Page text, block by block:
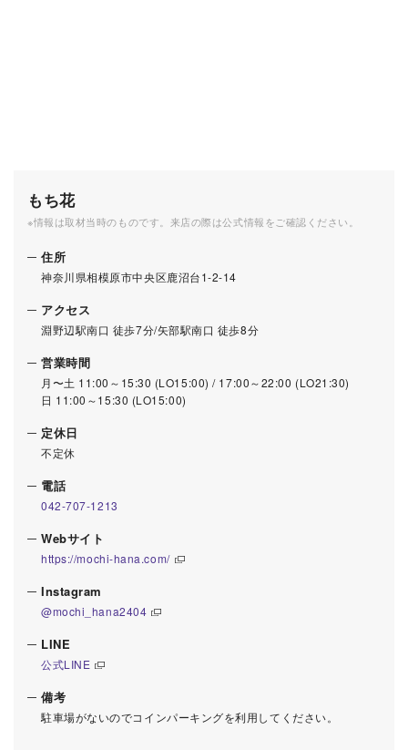
もち花
※情報は取材当時のものです。来店の際は公式情報をご確認ください。
住所
神奈川県相模原市中央区鹿沼台1-2-14
アクセス
淵野辺駅南口 徒歩7分/矢部駅南口 徒歩8分
営業時間
月〜土 11:00～15:30 (LO15:00) / 17:00～22:00 (LO21:30)
日 11:00～15:30 (LO15:00)
定休日
不定休
電話
042-707-1213
Webサイト
https://mochi-hana.com/
Instagram
@mochi_hana2404
LINE
公式LINE
備考
駐車場がないのでコインパーキングを利用してください。